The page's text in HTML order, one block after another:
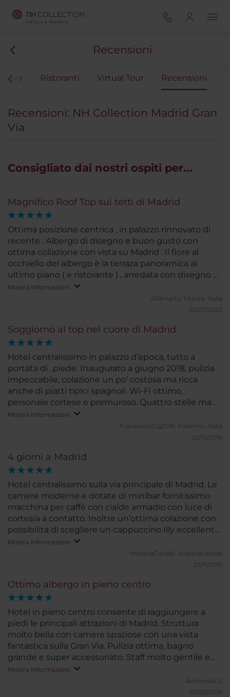
Recensioni
Ristoranti Virtual Tour Recensioni
Recensioni: NH Collection Madrid Gran
Vía
Consigliato dai nostri ospiti per...
Magnifico Roof Top sui tetti di Madrid
Ottima posizione centrica , in palazzo rinnovato di
recente . Albergo di disegno e buon gusto con
ottima collazione con vista su Madrid . Il fiore al
occhiello del albergo è la terraza panoramica al
ultimo piano ( e ristorante ) , arredata con disegno e
buon gusto dove puoi ammirare il centro di Madrid
Mostra informazioni
459marta. Monza, Italia
02/01/2020
Soggiorno al top nel cuore di Madrid
Hotel centralissimo in palazzo d’epoca, tutto a
portata di ..piede. Inaugurato a giugno 2018, pulizia
impeccabile, colazione un po’ costosa ma ricca
anche di piatti tipici spagnoli. Wi-Fi ottimo,
personale cortese e premuroso. Quattro stelle ma
ne meriterebbe cinque se solo avesse la reception
al piano terra e non all’ottavo piano
Mostra informazioni
FrancescoDg2019.
Palermo, Italia
02/12/2019
4 giorni a Madrid
Hotel centralissimo sulla via principale di Madrid. Le
camere moderne e dotate di minibar fornitissimo
macchina per caffè con cialde armadio con luce di
cortesia a contatto. Inoltre un’ottima colazione con
possibilità di scegliere un cappuccino Illy eccellente.
Da consigliare assolutamente sia per un week end
in una città meravigliosa che per un soggiorno più
Mostra informazioni
ImperiaCaraibi. imperiacaraibi
25/11/2019
Ottimo albergo in pieno centro
Hotel in pieno centro consente di raggiungere a
piedi le principali attrazioni di Madrid. Struttura
molto bella con camere spaziose con una vista
fantastica sulla Gran Via. Pulizia ottima, bagno
grande e super accessoriato. Staff molto gentile e
professionale attentissimo alle esigenze del cliente.
Nei dintorni della struttura, ben collegata dalla
metro, moltissimi locali per mangiare e divertirsi fino
Mostra informazioni
Antonella S.
03/09/2019